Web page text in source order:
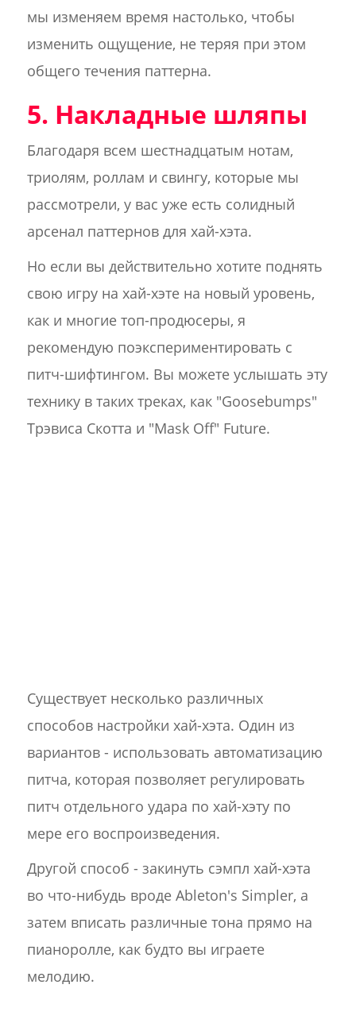
мы изменяем время настолько, чтобы
изменить ощущение, не теряя при этом
общего течения паттерна.
5. Накладные шляпы
Благодаря всем шестнадцатым нотам,
триолям, роллам и свингу, которые мы
рассмотрели, у вас уже есть солидный
арсенал паттернов для хай-хэта.
Но если вы действительно хотите поднять
свою игру на хай-хэте на новый уровень,
как и многие топ-продюсеры, я
рекомендую поэкспериментировать с
питч-шифтингом. Вы можете услышать эту
технику в таких треках, как "Goosebumps"
Трэвиса Скотта и "Mask Off" Future.
Существует несколько различных
способов настройки хай-хэта. Один из
вариантов - использовать автоматизацию
питча, которая позволяет регулировать
питч отдельного удара по хай-хэту по
мере его воспроизведения.
Другой способ - закинуть сэмпл хай-хэта
во что-нибудь вроде Ableton's Simpler, а
затем вписать различные тона прямо на
пианоролле, как будто вы играете
мелодию.